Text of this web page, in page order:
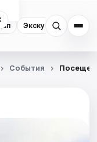
Экскурсии
События